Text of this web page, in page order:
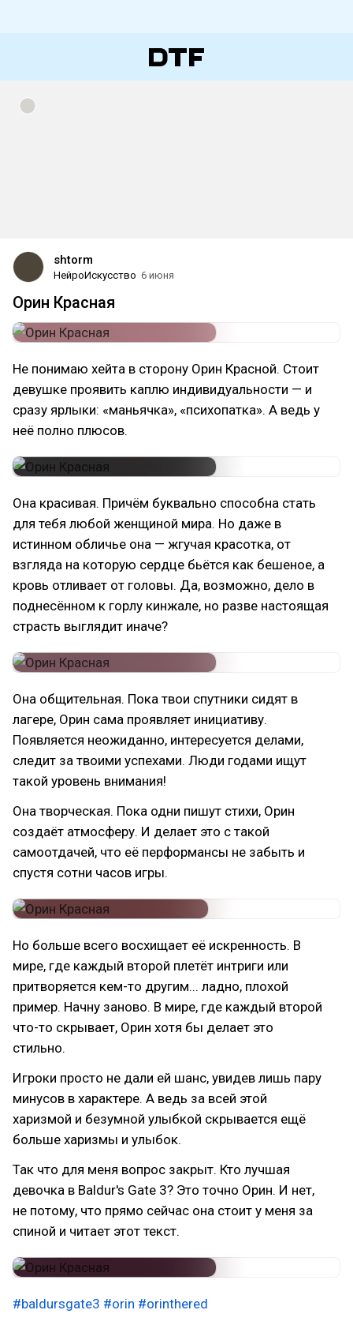
shtorm
НейроИскусство 6 июня
Орин Красная
Не понимаю хейта в сторону Орин Красной. Стоит
девушке проявить каплю индивидуальности — и
сразу ярлыки: «маньячка», «психопатка». А ведь у
неё полно плюсов.
Она красивая. Причём буквально способна стать
для тебя любой женщиной мира. Но даже в
истинном обличье она — жгучая красотка, от
взгляда на которую сердце бьётся как бешеное, а
кровь отливает от головы. Да, возможно, дело в
поднесённом к горлу кинжале, но разве настоящая
страсть выглядит иначе?
Она общительная. Пока твои спутники сидят в
лагере, Орин сама проявляет инициативу.
Появляется неожиданно, интересуется делами,
следит за твоими успехами. Люди годами ищут
такой уровень внимания!
Она творческая. Пока одни пишут стихи, Орин
создаёт атмосферу. И делает это с такой
самоотдачей, что её перформансы не забыть и
спустя сотни часов игры.
Но больше всего восхищает её искренность. В
мире, где каждый второй плетёт интриги или
притворяется кем-то другим... ладно, плохой
пример. Начну заново. В мире, где каждый второй
что-то скрывает, Орин хотя бы делает это
стильно.
Игроки просто не дали ей шанс, увидев лишь пару
минусов в характере. А ведь за всей этой
харизмой и безумной улыбкой скрывается ещё
больше харизмы и улыбок.
Так что для меня вопрос закрыт. Кто лучшая
девочка в Baldur's Gate 3? Это точно Орин. И нет,
не потому, что прямо сейчас она стоит у меня за
спиной и читает этот текст.
#baldursgate3 #orin #orinthered